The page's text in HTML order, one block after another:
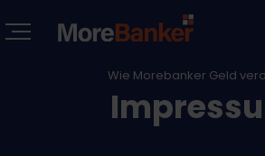
Wie Morebanker Geld